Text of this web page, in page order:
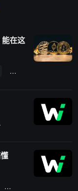
在这
Solana
炒新不炒旧 币圈
数据分析